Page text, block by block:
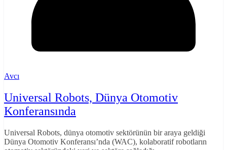
Avcı
Universal Robots, Dünya Otomotiv
Konferansında
Universal Robots, dünya otomotiv sektörünün bir araya geldiği
Dünya Otomotiv Konferansı’nda (WAC), kolaboratif robotların